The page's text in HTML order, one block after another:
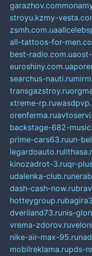
garazhov.com
stroyu.kzmy-
zsmh.com.ua
all-tattoos-for-
best-radio.com.ua
euroshiny.com.ua
searchus-nauti.ru
transgazstroy.ru
xtreme-rp.ru
orenferma.ru
backstage-682-
prime-cars63.ruun-
legardoauto.ru
kinozadrot-3.ruqr-
udalenka-club.ru
dash-cash-now.ru
hotteygroup.ru
dveriland73.runis-
vrema-zdorov.ru
nike-air-max-95.ru
mobilreklama.rupds-